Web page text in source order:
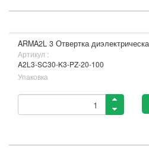
ARMA2L 3 Отвертка
Артикул :
A2L3-SC30-K3-PZ-20-100
Упаковка